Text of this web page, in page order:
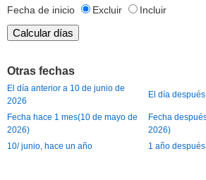
Fecha de inicio Excluir Incluir
Otras fechas
El día anterior a 10 de junio de
2026
El día
Fecha hace 1 mes(10 de mayo de
2026)
Fecha
2026)
10/ junio, hace un año
1 año